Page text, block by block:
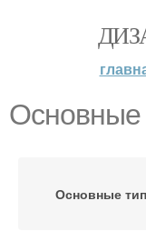
Основные
Основные